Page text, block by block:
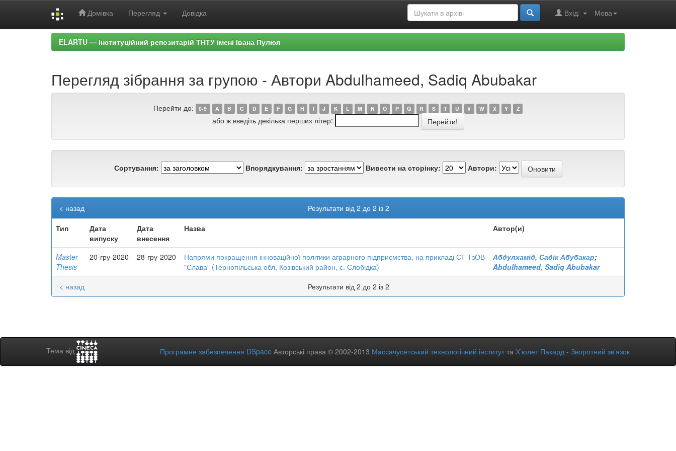
Домівка Перегляд Довідка Мова
Вхід:
ELARTU — Інституційний репозитарій ТНТУ імені Івана Пулюя
Перегляд зібрання за групою - Автори Abdulhameed, Sadiq Abubakar
Перейти до: 0-9 A B C D E F G H I J K L M N O P Q R S T U V W X Y Z
або ж введіть декілька перших літер:
Сортування: Впорядкування: Вивести на сторінку: Автори:
Результати від 2 до 2 із 2
< назад
Тип
Дата
випуску
Дата
внесення
Назва Автор(и)
Master
Thesis
20-гру-2020 28-гру-2020
Напрями покращення інноваційної політики аграрного підприємства, на прикладі СГ ТзОВ
"Слава" (Тернопільська обл, Козівський район, с. Слобідка)
Абдулхамід, Садік Абубакар;
Abdulhameed, Sadiq Abubakar
Результати від 2 до 2 із 2
< назад
Тема від Програмне забезпечення DSpace Авторські права © 2002-2013 Массачусетський технологічний інститутта Х’юлет Пакард - Зворотний зв’язок